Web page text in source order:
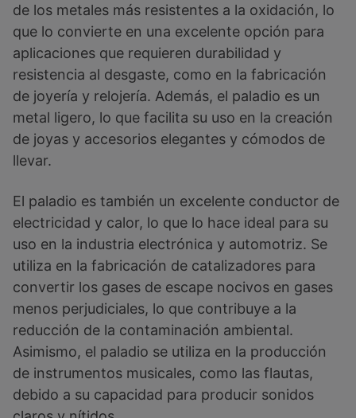
de los metales más resistentes a la oxidación, lo
que lo convierte en una excelente opción para
aplicaciones que requieren durabilidad y
resistencia al desgaste, como en la fabricación
de joyería y relojería. Además, el paladio es un
metal ligero, lo que facilita su uso en la creación
de joyas y accesorios elegantes y cómodos de
llevar.
El paladio es también un excelente conductor de
electricidad y calor, lo que lo hace ideal para su
uso en la industria electrónica y automotriz. Se
utiliza en la fabricación de catalizadores para
convertir los gases de escape nocivos en gases
menos perjudiciales, lo que contribuye a la
reducción de la contaminación ambiental.
Asimismo, el paladio se utiliza en la producción
de instrumentos musicales, como las flautas,
debido a su capacidad para producir sonidos